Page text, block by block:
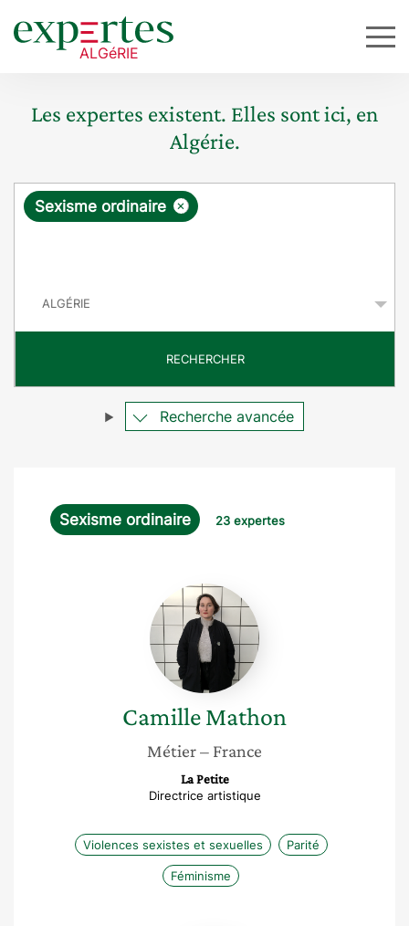
Les expertes existent. Elles sont ici, en
Algérie.
R
ê
e
×
Sexisme ordinaire
RECHERCHER
Recherche avancée
Sexisme ordinaire 23 expertes
Camille
Mathon
CamilleMathon
Métier– France
La Petite
Directrice artistique
Violences sexistes et sexuelles Parité
Féminisme